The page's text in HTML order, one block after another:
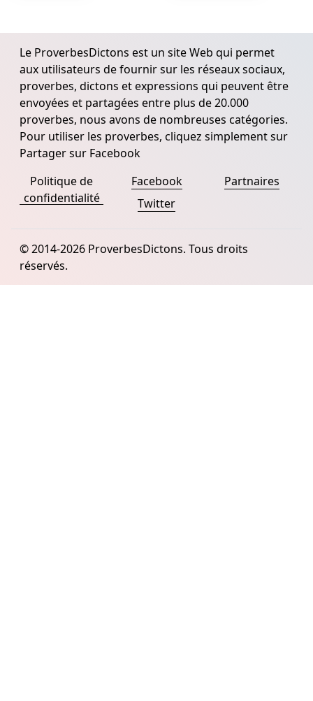
Le ProverbesDictons est un site Web qui permet
aux utilisateurs de fournir sur les réseaux sociaux,
proverbes, dictons et expressions qui peuvent être
envoyées et partagées entre plus de 20.000
proverbes, nous avons de nombreuses catégories.
Pour utiliser les proverbes, cliquez simplement sur
Partager sur Facebook
Politique de
confidentialité
Facebook
Twitter
Partnaires
© 2014-2026 ProverbesDictons. Tous droits
réservés.